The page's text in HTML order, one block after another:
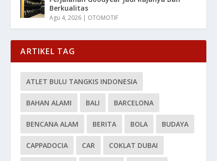
Berkualitas
Agu 4, 2026 | OTOMOTIF
ARTIKEL TAG
ATLET BULU TANGKIS INDONESIA
BAHAN ALAMI BALI BARCELONA
BENCANA ALAM BERITA BOLA BUDAYA
CAPPADOCIA CAR COKLAT DUBAI